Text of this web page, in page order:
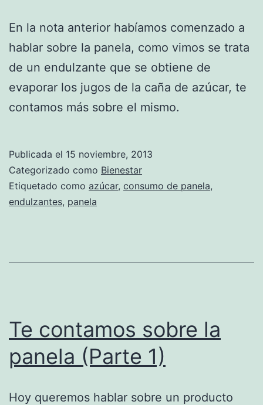
En la nota anterior habíamos comenzado a
hablar sobre la panela, como vimos se trata
de un endulzante que se obtiene de
evaporar los jugos de la caña de azúcar, te
contamos más sobre el mismo.
Publicada el 15 noviembre, 2013
Categorizado como Bienestar
Etiquetado como azúcar, consumo de panela,
endulzantes, panela
Te contamos sobre la
panela (Parte 1)
Hoy queremos hablar sobre un producto